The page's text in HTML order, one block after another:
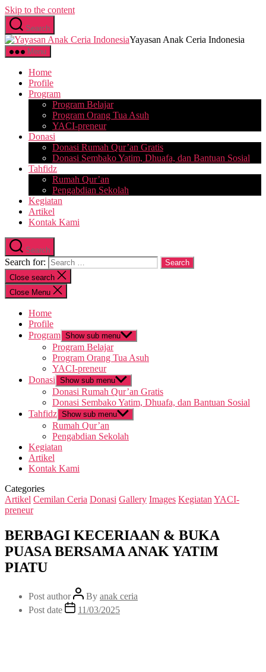
Skip to the content
Search
Yayasan Anak Ceria Indonesia
Menu
Home
Profile
Program
Program Belajar
Program Orang Tua Asuh
YACI-preneur
Donasi
Donasi Rumah Qur’an Gratis
Donasi Sembako Yatim, Dhuafa, dan Bantuan Sosial
Tahfidz
Rumah Qur’an
Pengabdian Sekolah
Kegiatan
Artikel
Kontak Kami
Search
Search for:
Close search
Close Menu
Home
Profile
Program Show sub menu
Program Belajar
Program Orang Tua Asuh
YACI-preneur
Donasi Show sub menu
Donasi Rumah Qur’an Gratis
Donasi Sembako Yatim, Dhuafa, dan Bantuan Sosial
Tahfidz Show sub menu
Rumah Qur’an
Pengabdian Sekolah
Kegiatan
Artikel
Kontak Kami
Categories
Artikel Cemilan Ceria Donasi Gallery Images Kegiatan YACI-
preneur
BERBAGI KECERIAAN & BUKA
PUASA BERSAMA ANAK YATIM
PIATU
Post author By anak ceria
Post date
11/03/2025